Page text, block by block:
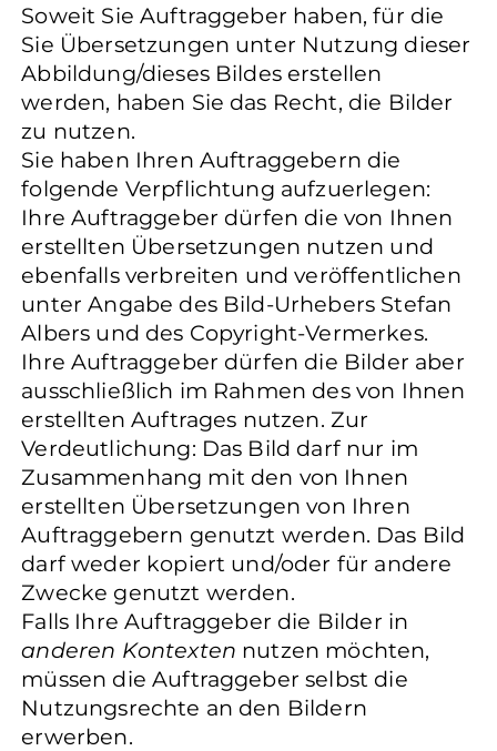
Soweit Sie Auftraggeber haben, für die
Sie Übersetzungen unter Nutzung dieser
Abbildung/dieses Bildes erstellen
werden, haben Sie das Recht, die Bilder
zu nutzen.
Sie haben Ihren Auftraggebern die
folgende Verpflichtung aufzuerlegen:
Ihre Auftraggeber dürfen die von Ihnen
erstellten Übersetzungen nutzen und
ebenfalls verbreiten und veröffentlichen
unter Angabe des Bild-Urhebers Stefan
Albers und des Copyright-Vermerkes.
Ihre Auftraggeber dürfen die Bilder aber
ausschließlich im Rahmen des von Ihnen
erstellten Auftrages nutzen. Zur
Verdeutlichung: Das Bild darf nur im
Zusammenhang mit den von Ihnen
erstellten Übersetzungen von Ihren
Auftraggebern genutzt werden. Das Bild
darf weder kopiert und/oder für andere
Zwecke genutzt werden.
Falls Ihre Auftraggeber die Bilder in
anderen Kontexten nutzen möchten,
müssen die Auftraggeber selbst die
Nutzungsrechte an den Bildern
erwerben.